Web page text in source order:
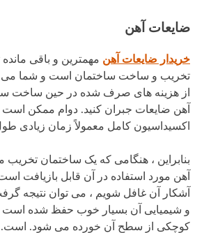
ضایعات آهن
خریدار ضایعات آهن مهمترین و باقی
تخریب و ساخت ساختمان است و شما می
از هزینه های صرف شده در حین ساخت
آهن ضایعات جبران کنید. دوام ممکن
اکسیداسیون کامل معمولاً زمان زیادی
بنابراین ، هنگامی که یک ساختمان
آهن مورد استفاده در آن قابل بازیافت
آشکار آن غافل شویم ، می توان نتیجه
و شیمیایی آن بسیار خوب حفظ شده است
کوچکی از سطح آن خورده می شود. است. و